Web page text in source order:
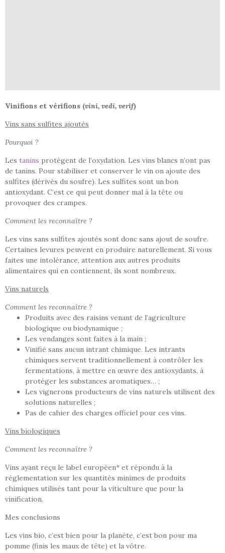
Vinifions et vérifions (vini, vedi, verif)
Vins sans sulfites ajoutés
Pourquoi ?
Les tanins protègent de l’oxydation. Les vins blancs n’ont pas
de tanins. Pour stabiliser et conserver le vin on ajoute des
sulfites (dérivés du soufre). Les sulfites sont un bon
antioxydant. C’est ce qui peut donner mal à la tête ou
provoquer des crampes.
Comment les reconnaître ?
Les vins sans sulfites ajoutés sont donc sans ajout de soufre.
Certaines levures peuvent en produire naturellement. Si vous
faites une intolérance, attention aux autres produits
alimentaires qui en contiennent, ils sont nombreux.
Vins naturels
Comment les reconnaître ?
Produits avec des raisins venant de l’agriculture
biologique ou biodynamique ;
Les vendanges sont faites à la main ;
Vinifié sans aucun intrant chimique. Les intrants
chimiques servent traditionnellement à contrôler les
fermentations, à mettre en œuvre des antioxydants, à
protéger les substances aromatiques… ;
Les vignerons producteurs de vins naturels utilisent des
solutions naturelles ;
Pas de cahier des charges officiel pour ces vins.
Vins biologiques
Comment les reconnaître ?
Vins ayant reçu le label européen* et répondu à la
réglementation sur les quantités minimes de produits
chimiques utilisés tant pour la viticulture que pour la
vinification.
Mes conclusions
Les vins bio, c’est bien pour la planète, c’est bon pour ma
pomme (finis les maux de tête) et la vôtre.